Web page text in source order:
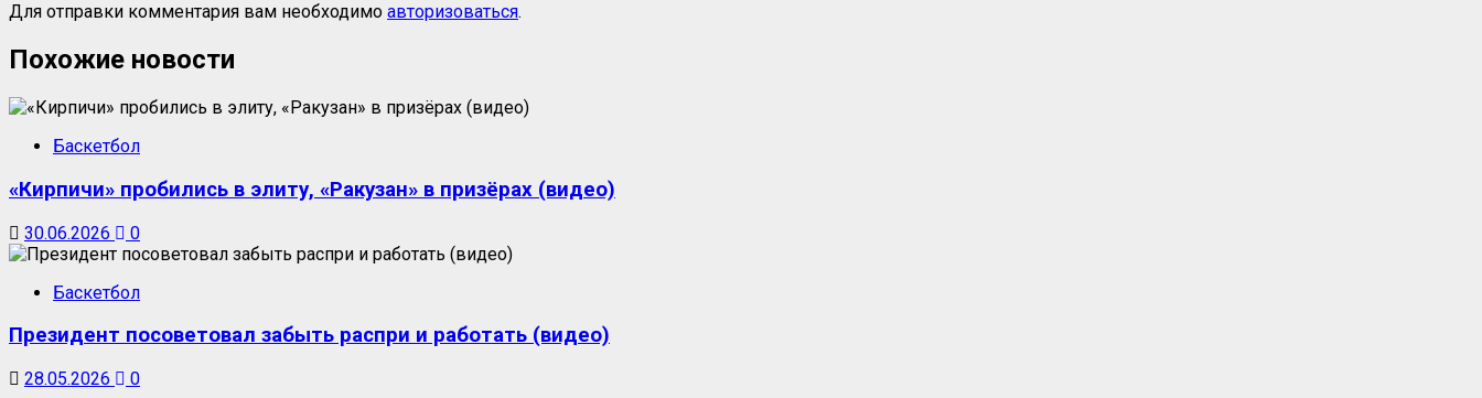
Для отправки комментария вам необходимо авторизоваться.
Похожие новости
Баскетбол
«Кирпичи» пробились в элиту, «Ракузан» в призёрах (видео)
30.06.2026 0
Баскетбол
Президент посоветовал забыть распри и работать (видео)
28.05.2026 0